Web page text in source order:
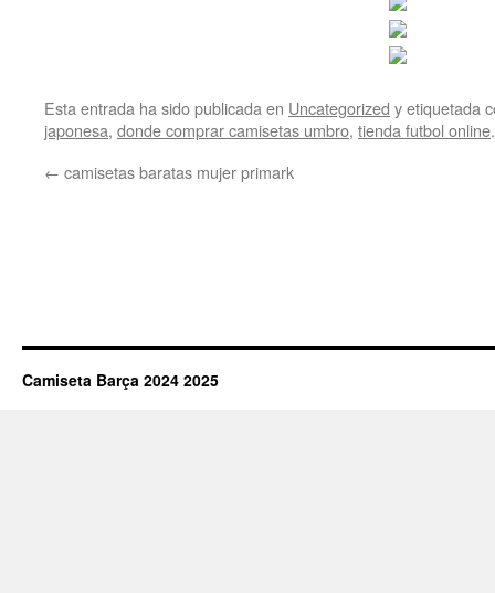
Esta entrada ha sido publicada en Uncategorized y etiquetada
japonesa, donde comprar camisetas umbro, tienda futbol online
← camisetas baratas mujer primark
Camiseta Barça 2024 2025